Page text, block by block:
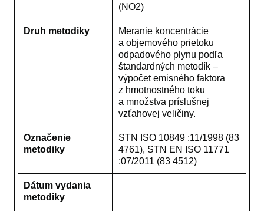
(NO2)
Druh metodiky
Meranie koncentrácie
a objemového prietoku
odpadového plynu podľa
štandardných metodík –
výpočet emisného faktora
z hmotnostného toku
a množstva príslušnej
vzťahovej veličiny.
Označenie
metodiky
STN ISO 10849 :11/1998 (83
4761), STN EN ISO 11771
:07/2011 (83 4512)
Dátum vydania
metodiky